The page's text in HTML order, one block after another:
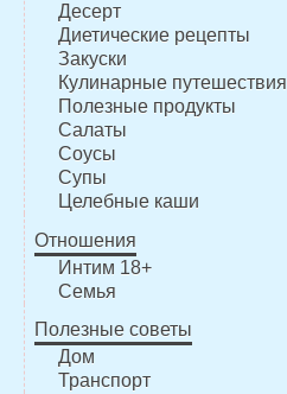
Десерт
Диетические рецепты
Закуски
Кулинарные путешествия
Полезные продукты
Салаты
Соусы
Супы
Целебные каши
Отношения
Интим 18+
Семья
Полезные советы
Дом
Транспорт